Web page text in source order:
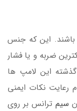
باشند. این که جنس
ضربه و یا فشار
این لامپ ها
نکات ایمنی
سیم ترانس بر روی